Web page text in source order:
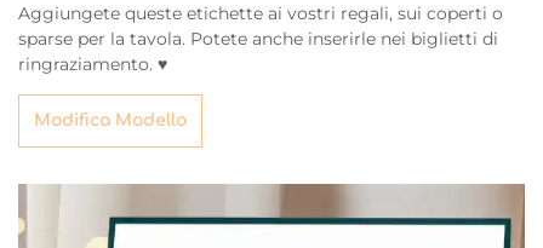
Aggiungete queste etichette ai vostri regali, sui coperti o
sparse per la tavola. Potete anche inserirle nei biglietti di
ringraziamento. ♥
Modifica Modello